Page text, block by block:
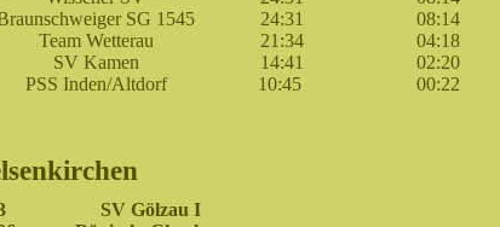
SG 1545 24:31
08:14
Team Wetterau 21:34
04:18
SV Kamen 14:41
02:20
PSS Inden/Altdorf 10:45 00:22
SV Gölzau I